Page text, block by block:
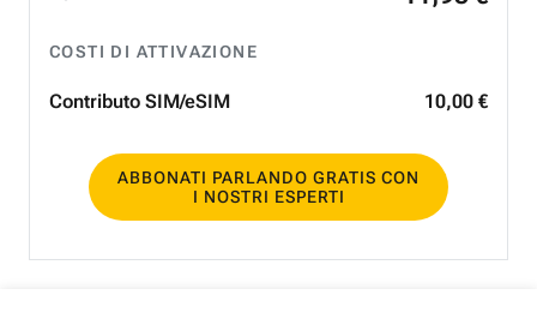
COSTI DI ATTIVAZIONE
Contributo SIM/eSIM 10,00 €
ABBONATI PARLANDO GRATIS CON
I NOSTRI ESPERTI